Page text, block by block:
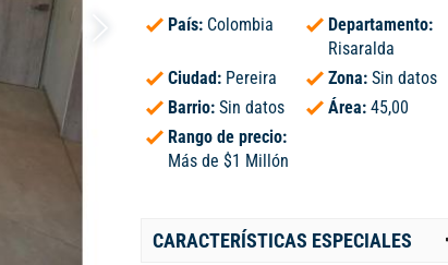
País: Colombia
Departamento:
Risaralda
Ciudad: Pereira Zona: Sin datos
Barrio: Sin datos Área: 45,00
Rango de precio:
Más de $1 Millón
CARACTERÍSTICAS ESPECIALES